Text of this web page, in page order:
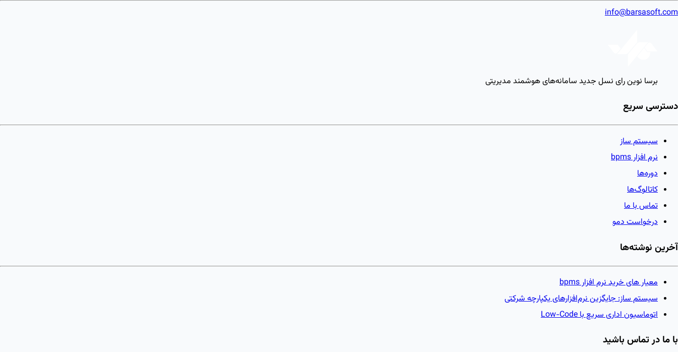
info@barsasoft.com
برسا نوین رای نسل جدید سامانه‌های هوشمند مدیریتی
دسترسی سریع
سیستم ساز
نرم افزار bpms
دوره‌ها
کاتالوگ‌ها
تماس با ما
درخواست دمو
آخرین نوشته‌ها
معیار های خرید نرم افزار bpms
سیستم ساز: جایگزین نرم‌افزارهای یکپارچه شرکتی
اتوماسیون اداری سریع با Low-Code
با ما در تماس باشید